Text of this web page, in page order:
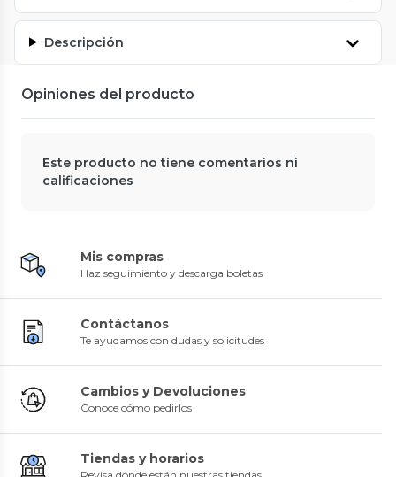
Descripción
Opiniones del producto
Este producto no tiene comentarios ni
calificaciones
Mis compras
Haz seguimiento y descarga boletas
Contáctanos
Te ayudamos con dudas y solicitudes
Cambios y Devoluciones
Conoce cómo pedirlos
Tiendas y horarios